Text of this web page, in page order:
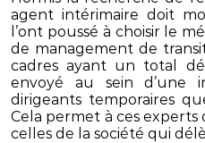
agent intérimaire doit
l’ont poussé à choisir le
de management de
cadres ayant un total
envoyé au sein d’une
dirigeants temporaires
Cela permet à ces
celles de la société qui